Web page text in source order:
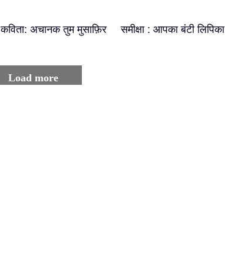
कविता: अचानक तुम मुसाफ़िर समीक्षा : आपका बंटी लिपिका
Load more